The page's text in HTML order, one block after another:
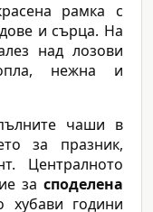
рамка с
и сърца. На
над лозови
нежна и
чаши в
за празник,
Централното
за споделена
години